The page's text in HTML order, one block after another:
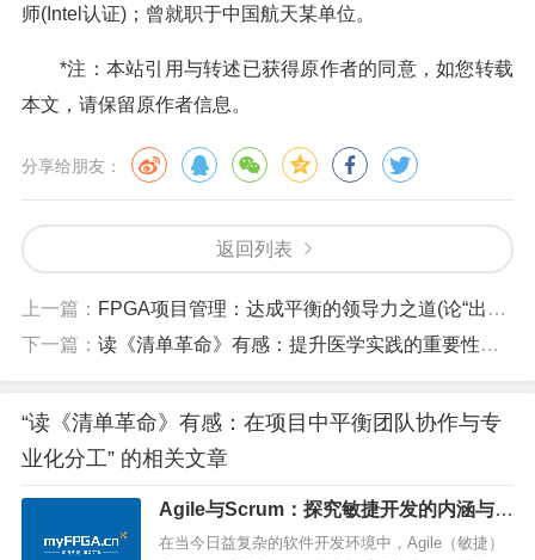
师(Intel认证)；曾就职于中国航天某单位。
*注：本站引用与转述已获得原作者的同意，如您转载
本文，请保留原作者信息。
分享给朋友：
返回列表
上一篇： FPGA项目管理：达成平衡的领导力之道(论“出世”与“入世)
下一篇： 读《清单革命》有感：提升医学实践的重要性与挑战
“读《清单革命》有感：在项目中平衡团队协作与专
业化分工” 的相关文章
Agile与Scrum：探究敏捷开发的内涵与S
crum框架的规范
在当今日益复杂的软件开发环境中，Agile（敏捷）